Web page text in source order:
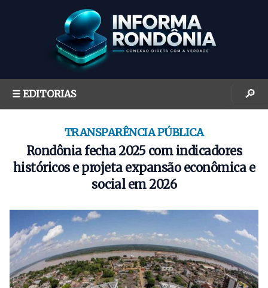
☰ EDITORIAS 🔎
TRANSPARÊNCIA PÚBLICA
Rondônia fecha 2025 com indicadores
históricos e projeta expansão econômica e
social em 2026